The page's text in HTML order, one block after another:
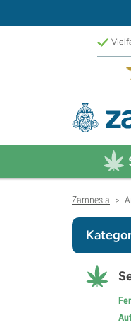
Zamnesia >